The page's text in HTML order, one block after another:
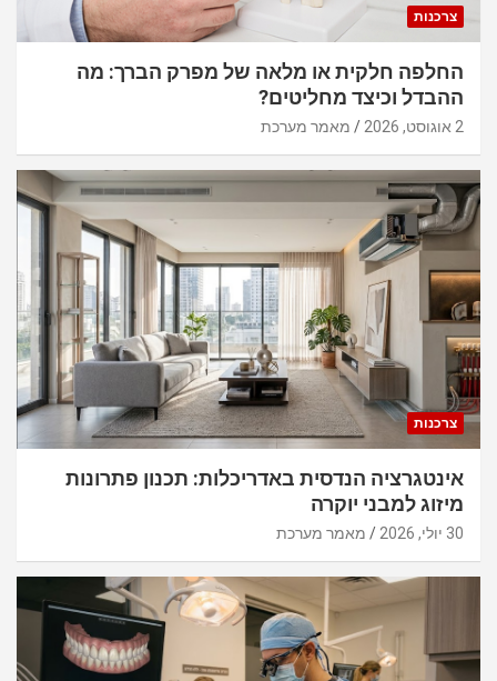
צרכנות
החלפה חלקית או מלאה של מפרק הברך: מה
ההבדל וכיצד מחליטים?
2 אוגוסט, 2026 מאמר מערכת
צרכנות
אינטגרציה הנדסית באדריכלות: תכנון פתרונות
מיזוג למבני יוקרה
30 יולי, 2026 מאמר מערכת